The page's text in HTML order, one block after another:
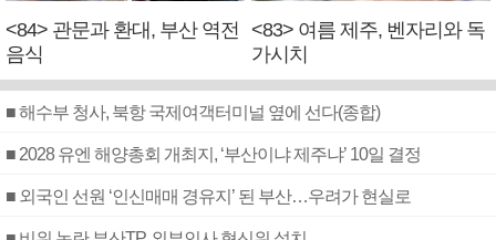
<84> 관문과 환대, 부산 역전
음식
<83> 여름 제주, 벤자리와 독
가시치
■ 해수부 청사, 북항 국제여객터미널 옆에 선다(종합)
■ 2028 유엔 해양총회 개최지, ‘부산이냐 제주냐’ 10일 결정
■ 외국인 선원 ‘인신매매 경유지’ 된 부산…우려가 현실로